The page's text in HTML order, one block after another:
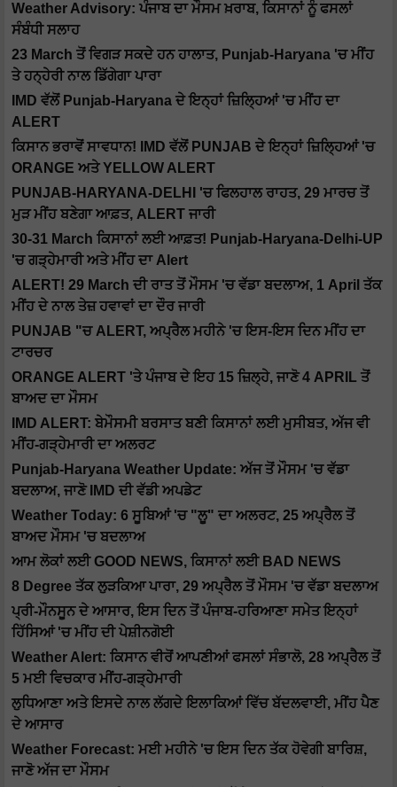
Weather Advisory: ਪੰਜਾਬ ਦਾ ਮੌਸਮ ਖ਼ਰਾਬ, ਕਿਸਾਨਾਂ ਨੂੰ ਫਸਲਾਂ
ਸੰਬੰਧੀ ਸਲਾਹ
23 March ਤੋਂ ਵਿਗੜ ਸਕਦੇ ਹਨ ਹਾਲਾਤ, Punjab-Haryana 'ਚ ਮੀਂਹ
ਤੇ ਹਨ੍ਹੇਰੀ ਨਾਲ ਡਿੱਗੇਗਾ ਪਾਰਾ
IMD ਵੱਲੋਂ Punjab-Haryana ਦੇ ਇਨ੍ਹਾਂ ਜ਼ਿਲ੍ਹਿਆਂ 'ਚ ਮੀਂਹ ਦਾ
ALERT
ਕਿਸਾਨ ਭਰਾਵੋਂ ਸਾਵਧਾਨ! IMD ਵੱਲੋਂ PUNJAB ਦੇ ਇਨ੍ਹਾਂ ਜ਼ਿਲ੍ਹਿਆਂ 'ਚ
ORANGE ਅਤੇ YELLOW ALERT
PUNJAB-HARYANA-DELHI 'ਚ ਫਿਲਹਾਲ ਰਾਹਤ, 29 ਮਾਰਚ ਤੋਂ
ਮੁੜ ਮੀਂਹ ਬਣੇਗਾ ਆਫ਼ਤ, ALERT ਜਾਰੀ
30-31 March ਕਿਸਾਨਾਂ ਲਈ ਆਫ਼ਤ! Punjab-Haryana-Delhi-UP
'ਚ ਗੜ੍ਹੇਮਾਰੀ ਅਤੇ ਮੀਂਹ ਦਾ Alert
ALERT! 29 March ਦੀ ਰਾਤ ਤੋਂ ਮੌਸਮ 'ਚ ਵੱਡਾ ਬਦਲਾਅ, 1 April ਤੱਕ
ਮੀਂਹ ਦੇ ਨਾਲ ਤੇਜ਼ ਹਵਾਵਾਂ ਦਾ ਦੌਰ ਜਾਰੀ
PUNJAB "ਚ ALERT, ਅਪ੍ਰੈਲ ਮਹੀਨੇ 'ਚ ਇਸ-ਇਸ ਦਿਨ ਮੀਂਹ ਦਾ
ਟਾਰਚਰ
ORANGE ALERT 'ਤੇ ਪੰਜਾਬ ਦੇ ਇਹ 15 ਜ਼ਿਲ੍ਹੇ, ਜਾਣੋ 4 APRIL ਤੋਂ
ਬਾਅਦ ਦਾ ਮੌਸਮ
IMD ALERT: ਬੇਮੌਸਮੀ ਬਰਸਾਤ ਬਣੀ ਕਿਸਾਨਾਂ ਲਈ ਮੁਸੀਬਤ, ਅੱਜ ਵੀ
ਮੀਂਹ-ਗੜ੍ਹੇਮਾਰੀ ਦਾ ਅਲਰਟ
Punjab-Haryana Weather Update: ਅੱਜ ਤੋਂ ਮੌਸਮ 'ਚ ਵੱਡਾ
ਬਦਲਾਅ, ਜਾਣੋ IMD ਦੀ ਵੱਡੀ ਅਪਡੇਟ
Weather Today: 6 ਸੂਬਿਆਂ 'ਚ "ਲੂ" ਦਾ ਅਲਰਟ, 25 ਅਪ੍ਰੈਲ ਤੋਂ
ਬਾਅਦ ਮੌਸਮ 'ਚ ਬਦਲਾਅ
ਆਮ ਲੋਕਾਂ ਲਈ GOOD NEWS, ਕਿਸਾਨਾਂ ਲਈ BAD NEWS
8 Degree ਤੱਕ ਲੁੜਕਿਆ ਪਾਰਾ, 29 ਅਪ੍ਰੈਲ ਤੋਂ ਮੌਸਮ 'ਚ ਵੱਡਾ ਬਦਲਾਅ
ਪ੍ਰੀ-ਮੌਨਸੂਨ ਦੇ ਆਸਾਰ, ਇਸ ਦਿਨ ਤੋਂ ਪੰਜਾਬ-ਹਰਿਆਣਾ ਸਮੇਤ ਇਨ੍ਹਾਂ
ਹਿੱਸਿਆਂ 'ਚ ਮੀਂਹ ਦੀ ਪੇਸ਼ੀਨਗੋਈ
Weather Alert: ਕਿਸਾਨ ਵੀਰੋਂ ਆਪਣੀਆਂ ਫਸਲਾਂ ਸੰਭਾਲੋ, 28 ਅਪ੍ਰੈਲ ਤੋਂ
5 ਮਈ ਵਿਚਕਾਰ ਮੀਂਹ-ਗੜ੍ਹੇਮਾਰੀ
ਲੁਧਿਆਣਾ ਅਤੇ ਇਸਦੇ ਨਾਲ ਲੱਗਦੇ ਇਲਾਕਿਆਂ ਵਿੱਚ ਬੱਦਲਵਾਈ, ਮੀਂਹ ਪੈਣ
ਦੇ ਆਸਾਰ
Weather Forecast: ਮਈ ਮਹੀਨੇ 'ਚ ਇਸ ਦਿਨ ਤੱਕ ਹੋਵੇਗੀ ਬਾਰਿਸ਼,
ਜਾਣੋ ਅੱਜ ਦਾ ਮੌਸਮ